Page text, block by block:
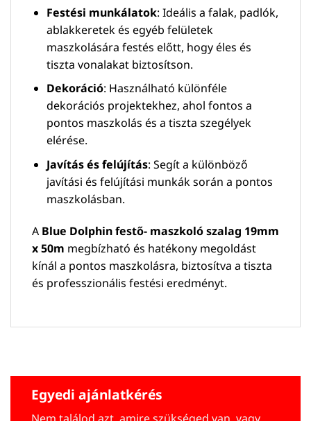
Festési munkálatok: Ideális a falak, padlók,
ablakkeretek és egyéb felületek
maszkolására festés előtt, hogy éles és
tiszta vonalakat biztosítson.
Dekoráció: Használható különféle
dekorációs projektekhez, ahol fontos a
pontos maszkolás és a tiszta szegélyek
elérése.
Javítás és felújítás: Segít a különböző
javítási és felújítási munkák során a pontos
maszkolásban.
A Blue Dolphin festő- maszkoló szalag 19mm
x 50m megbízható és hatékony megoldást
kínál a pontos maszkolásra, biztosítva a tiszta
és professzionális festési eredményt.
Egyedi ajánlatkérés